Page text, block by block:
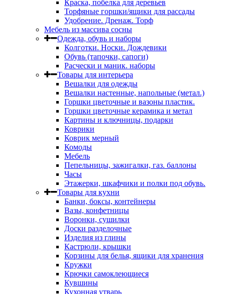
Краска, побелка для деревьев
Торфяные горшки/ящики для рассады
Удобрение. Дренаж. Торф
Мебель из массива сосны
Одежда, обувь и наборы
Колготки. Носки. Дождевики
Обувь (тапочки, сапоги)
Расчески и маник. наборы
Товары для интерьера
Вешалки для одежды
Вешалки настенные, напольные (метал.)
Горшки цветочные и вазоны пластик.
Горшки цветочные керамика и метал
Картины и ключницы, подарки
Коврики
Коврик мерный
Комоды
Мебель
Пепельницы, зажигалки, газ. баллоны
Часы
Этажерки, шкафчики и полки под обувь.
Товары для кухни
Банки, боксы, контейнеры
Вазы, конфетницы
Воронки, сушилки
Доски разделочные
Изделия из глины
Кастрюли, крышки
Корзины для белья, ящики для хранения
Кружки
Крючки самоклеющиеся
Кувшины
Кухонная утварь